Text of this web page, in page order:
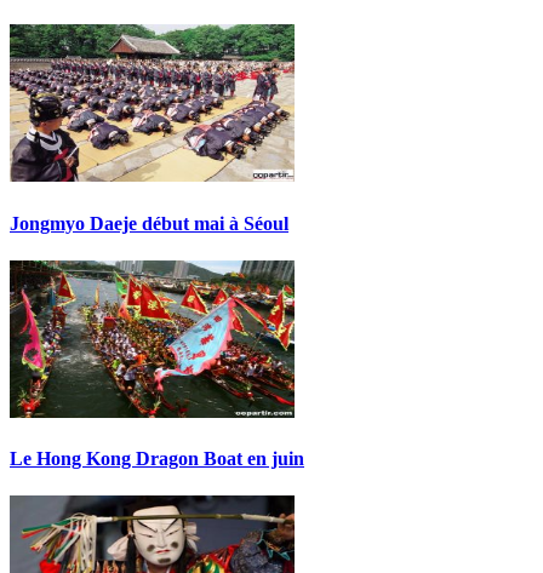
Jongmyo Daeje début mai à Séoul
Le Hong Kong Dragon Boat en juin